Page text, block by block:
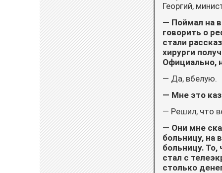
Георгий,
— Поймал на
говорить о
стали
хирурги
Официально,
— Да, вбелую.
— Мне это
— Решил, что
— Они мне
больницу, на
больницу. То,
стал с
столько